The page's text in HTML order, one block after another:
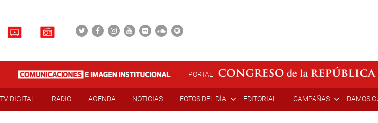
PORTAL
TV DIGITAL RADIO AGENDA NOTICIAS FOTOS DEL DÍA EDITORIAL CAMPAÑAS DAMOS